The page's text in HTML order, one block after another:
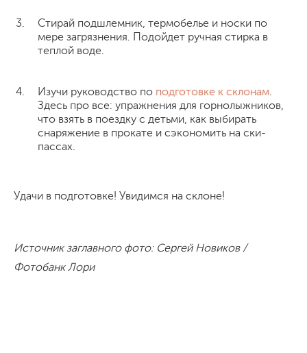
Стирай подшлемник, термобелье и носки по
мере загрязнения. Подойдет ручная стирка в
теплой воде.
Изучи руководство по подготовке к склонам
Здесь про все: упражнения для горнолыжников,
что взять в поездку с детьми, как выбирать
снаряжение в прокате и сэкономить на ски-
пассах.
Удачи в подготовке! Увидимся на склоне!
Источник заглавного фото: Сергей Новиков /
Фотобанк Лори